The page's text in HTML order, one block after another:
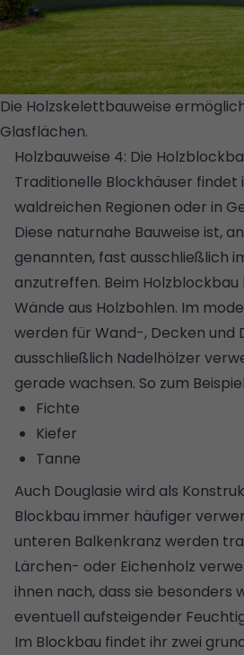
Die Holzskelettbauweise
Glasflächen.
Holzbauweise 4: Die
Traditionelle Blockhäuser findet
waldreichen Regionen oder in
Diese naturnahe Bauweise ist,
genannten, fast ausschließlich
anzutreffen. Beim
Wände aus Holzbohlen. Im
werden für Wand-, Decken und
ausschließlich Nadelhölzer
gerade wachsen. So zum
Fichte
Kiefer
Tanne
Auch Douglasie wird als
Blockbau immer häufiger
unteren Balkenkranz werden
Lärchen- oder Eichenholz
ihnen nach, dass sie besonders
eventuell aufsteigender
Im Blockbau findet ihr zwei